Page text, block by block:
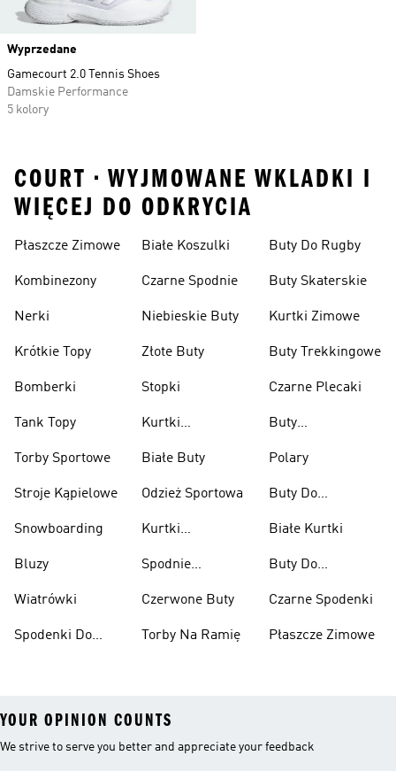
Wyprzedane
Gamecourt 2.0 Tennis Shoes
Damskie Performance
5 kolory
COURT • WYJMOWANE WKLADKI I
WIĘCEJ DO ODKRYCIA
Płaszcze Zimowe
Kombinezony
Nerki
Krótkie Topy
Bomberki
Tank Topy
Torby Sportowe
Stroje Kąpielowe
Snowboarding
Bluzy
Wiatrówki
Spodenki Do
Białe Koszulki
Czarne Spodnie
Niebieskie Buty
Złote Buty
Stopki
Kurtki
Białe Buty
Odzież Sportowa
Kurtki
Spodnie
Czerwone Buty
Torby Na Ramię
Buty Do Rugby
Buty Skaterskie
Kurtki Zimowe
Buty Trekkingowe
Czarne Plecaki
Buty
Polary
Buty Do
Ciężarów
Białe Kurtki
Buty Do
Czarne Spodenki
Płaszcze Zimowe
YOUR OPINION COUNTS
We strive to serve you better and appreciate your feedback